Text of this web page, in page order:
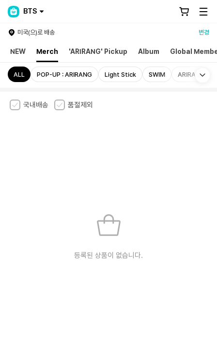
BTS
미국(으)로 배송 변경
NEW Merch 'ARIRANG' Pickup Album Global
ALL POP-UP : ARIRANG Light Stick SWIM ARIRANG
국내배송 품절제외
등록된 상품이 없습니다.